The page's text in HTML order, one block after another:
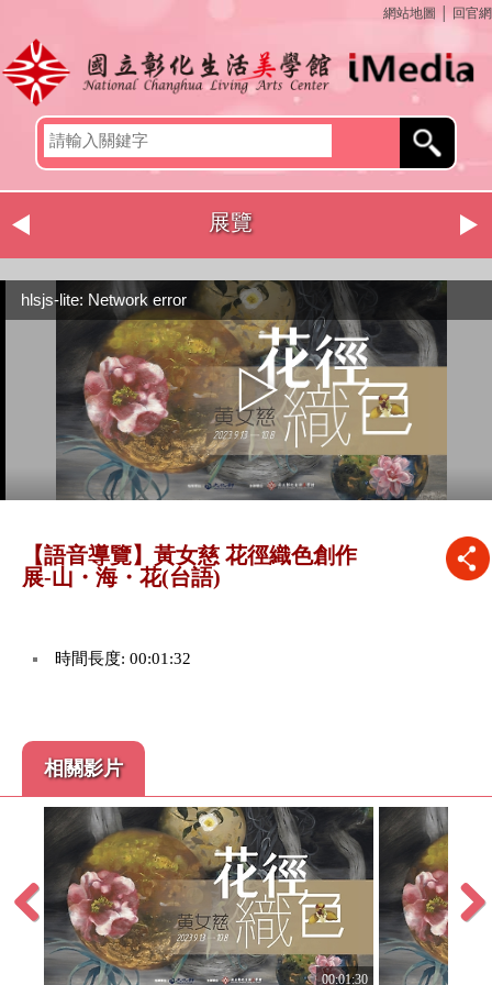
網站地圖 回官網
展覽
hlsjs-lite: Network error
【語音導覽】黃女慈 花徑織色創作
展-山・海・花(台語)
時間長度: 00:01:32
相關影片
00:01:30
Previous